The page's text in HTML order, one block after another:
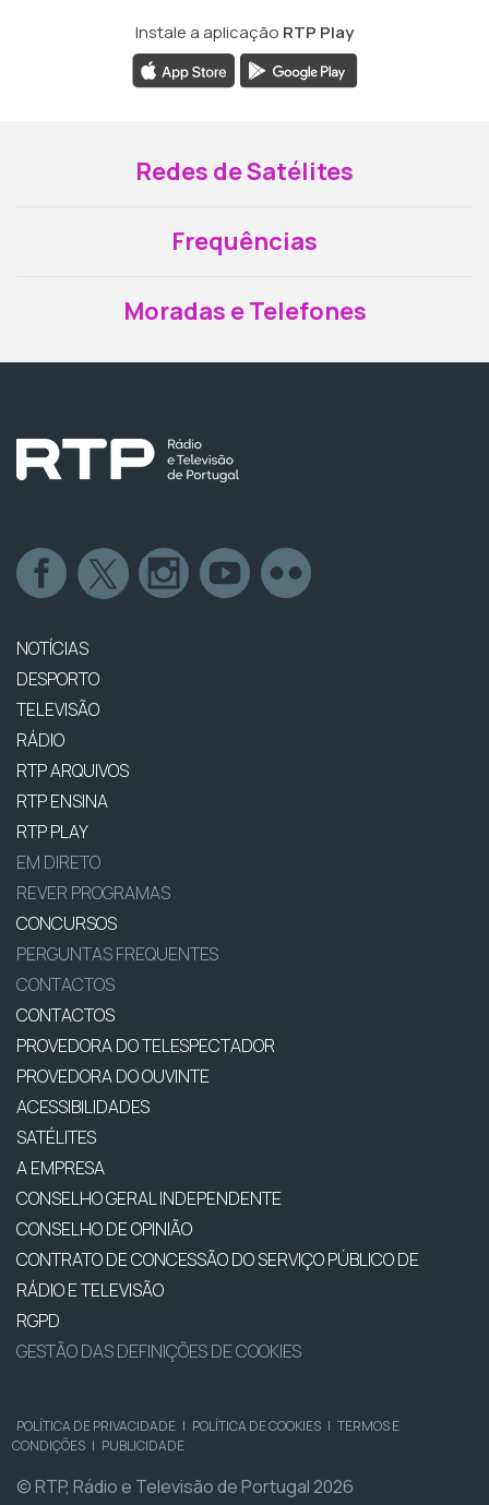
Instale a aplicação RTP Play
Redes de Satélites
Frequências
Moradas e Telefones
NOTÍCIAS
DESPORTO
TELEVISÃO
RÁDIO
RTP ARQUIVOS
RTP ENSINA
RTP PLAY
EM DIRETO
REVER PROGRAMAS
CONCURSOS
PERGUNTAS FREQUENTES
CONTACTOS
CONTACTOS
PROVEDORA DO TELESPECTADOR
PROVEDORA DO OUVINTE
ACESSIBILIDADES
SATÉLITES
A EMPRESA
CONSELHO GERAL INDEPENDENTE
CONSELHO DE OPINIÃO
CONTRATO DE CONCESSÃO DO SERVIÇO PÚBLICO DE
RÁDIO E TELEVISÃO
RGPD
GESTÃO DAS DEFINIÇÕES DE COOKIES
POLÍTICA DE PRIVACIDADE | POLÍTICA DE COOKIES | TERMOS E
CONDIÇÕES | PUBLICIDADE
© RTP, Rádio e Televisão de Portugal 2026